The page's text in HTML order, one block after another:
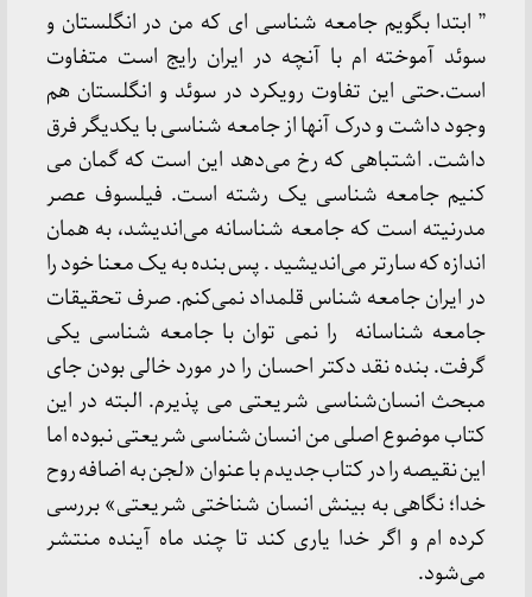
” ابتدا بگویم جامعه شناسی ای که من در انگلستان و
سوئد آموخته ام با آنچه در ایران رایج است متفاوت
است.حتی این تفاوت رویکرد در سوئد و انگلستان هم
وجود داشت و درک آنها از جامعه شناسی با یکدیگر فرق
داشت. اشتباهی که رخ می‌دهد این است که گمان می
کنیم جامعه شناسی یک رشته است. فیلسوف عصر
مدرنیته است که جامعه شناسانه می‌اندیشد، به همان
اندازه که سارتر می‌اندیشید . پس بنده به یک معنا خود را
در ایران جامعه شناس قلمداد نمی‌کنم. صرف تحقیقات
جامعه شناسانه را نمی توان با جامعه شناسی یکی
گرفت. بنده نقد دکتر احسان را در مورد خالی بودن جای
مبحث انسان‌شناسی شریعتی می پذیرم. البته در این
کتاب موضوع اصلی من انسان شناسی شریعتی نبوده اما
این نقیصه را در کتاب جدیدم با عنوان «لجن به اضافه روح
خدا؛ نگاهی به بینش انسان شناختی شریعتی» بررسی
کرده ام و اگر خدا یاری کند تا چند ماه آینده منتشر
می‌شود.